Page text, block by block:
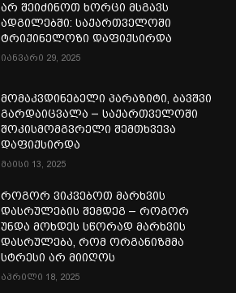
არ შეიძინოთ ხორცი მსგავს
ადგილებში: საქართველოში
ტრიქინელოზი დაფიქსირდა
იანვარი 29, 2025
მომაკვდინებელი პარაზიტი, ბავშვი
გარდაიცვალა – საქართველოში
შოკისმომგვრელი შემთხვევა
დაფიქსირდა
მაისი 13, 2025
როგორ ვიკვებოთ მარხვის
დასრულების შემდეგ – როგორ
უნდა მოხდეს სწორად მარხვის
დასრულება, რომ ორგანიზმმა
სტრესი არ მიიღოს
აპრილი 18, 2025